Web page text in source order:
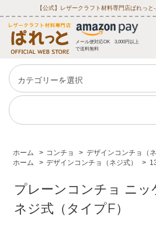
【公式】レザークラフト材料専門店ぱれっと
メール便対応OK 3,000円以上
で送料無料
ホーム > コンチョ > デザインコンチョ（ネ
ホーム
> デザインコンチョ（ネジ式） >
プレーンコンチョ ニッ
ネジ式（タイプF）